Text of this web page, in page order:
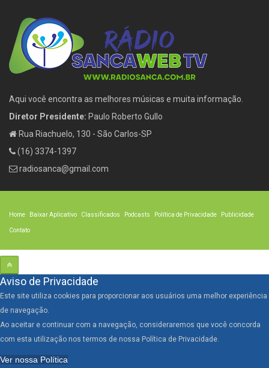
Aqui você encontra as melhores músicas e muita informação.
Diretor Presidente: Paulo Roberto Gullo
Rua Riachuelo, 130 - São Carlos-SP
(16) 3374-1397
radiosanca@gmail.com
Home Baixar Aplicativo Classificados Podcasts Política de Privacidade Publicidade
Contato
Aviso de Privacidade
Este site utiliza cookies para proporcionar aos usuários uma melhor experiência
de navegação.
Ao aceitar e continuar com a navegação, consideraremos que você concorda
com esta utilização nos termos de nossa Política de Privacidade.
Ver nossa Política